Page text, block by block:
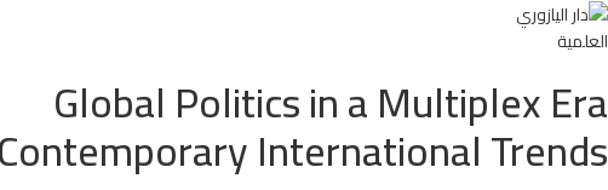
Global Politics in a Multiplex Era
Contemporary International Trends